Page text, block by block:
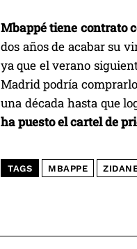
Mbappé tiene contrato
dos años de acabar su
ya que el verano
Madrid podría
una década hasta que
ha puesto el cartel de
TAGS MBAPPE